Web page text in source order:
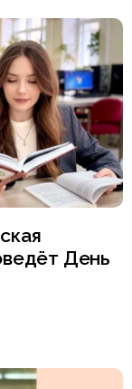
День